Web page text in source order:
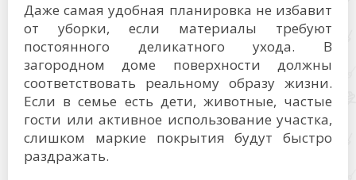
Даже самая удобная планировка не избавит
от уборки, если материалы требуют
постоянного деликатного ухода. В
загородном доме поверхности должны
соответствовать реальному образу жизни.
Если в семье есть дети, животные, частые
гости или активное использование участка,
слишком маркие покрытия будут быстро
раздражать.